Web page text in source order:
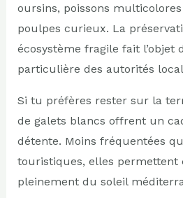
oursins, poissons
poulpes curieux. La
écosystème fragile fait l’objet
particulière des autorités
Si tu préfères rester sur la
de galets blancs offrent un
détente. Moins fréquentées
touristiques, elles permettent
pleinement du soleil